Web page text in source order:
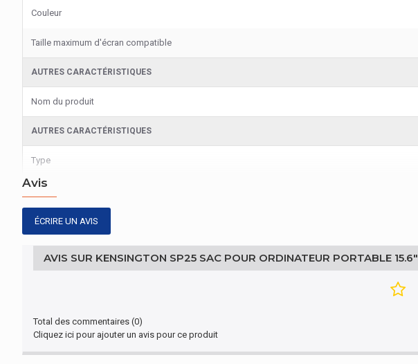
Couleur
Taille maximum d'écran compatible
AUTRES CARACTÉRISTIQUES
Nom du produit
AUTRES CARACTÉRISTIQUES
Type
Avis
ÉCRIRE UN AVIS
AVIS SUR KENSINGTON SP25 SAC POUR ORDINATEUR PORTABLE 15.6"
Total des commentaires (0)
Cliquez ici pour ajouter un avis pour ce produit